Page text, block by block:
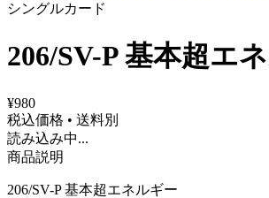
シングルカード
206/SV-P 基本超エ
¥980
税込価格 • 送料別
読み込み中...
商品説明
206/SV-P 基本超エネルギー